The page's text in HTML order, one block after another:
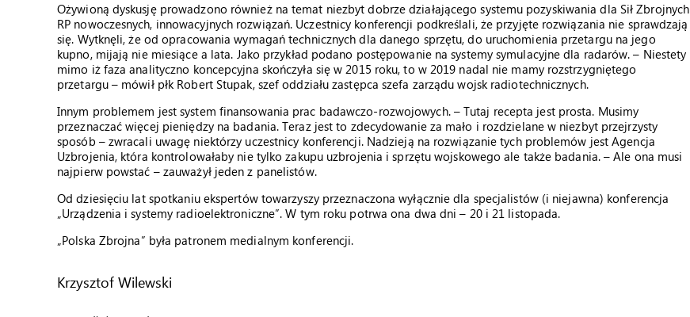
Ożywioną dyskusję prowadzono również na temat niezbyt dobrze działającego systemu pozyskiwania dla Sił Zbrojnych
RP nowoczesnych, innowacyjnych rozwiązań. Uczestnicy konferencji podkreślali, że przyjęte rozwiązania nie sprawdzają
się. Wytknęli, że od opracowania wymagań technicznych dla danego sprzętu, do uruchomienia przetargu na jego
kupno, mijają nie miesiące a lata. Jako przykład podano postępowanie na systemy symulacyjne dla radarów. – Niestety
mimo iż faza analityczno koncepcyjna skończyła się w 2015 roku, to w 2019 nadal nie mamy rozstrzygniętego
przetargu – mówił płk Robert Stupak, szef oddziału zastępca szefa zarządu wojsk radiotechnicznych.
Innym problemem jest system finansowania prac badawczo-rozwojowych. – Tutaj recepta jest prosta. Musimy
przeznaczać więcej pieniędzy na badania. Teraz jest to zdecydowanie za mało i rozdzielane w niezbyt przejrzysty
sposób – zwracali uwagę niektórzy uczestnicy konferencji. Nadzieją na rozwiązanie tych problemów jest Agencja
Uzbrojenia, która kontrolowałaby nie tylko zakupu uzbrojenia i sprzętu wojskowego ale także badania. – Ale ona musi
najpierw powstać – zauważył jeden z panelistów.
Od dziesięciu lat spotkaniu ekspertów towarzyszy przeznaczona wyłącznie dla specjalistów (i niejawna) konferencja
„Urządzenia i systemy radioelektroniczne”. W tym roku potrwa ona dwa dni – 20 i 21 listopada.
„Polska Zbrojna” była patronem medialnym konferencji.
Krzysztof Wilewski